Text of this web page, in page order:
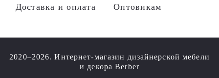
Доставка и оплата
Оптовикам
2020–2026. Интернет-магазин дизайнерской мебели
и декора Berber